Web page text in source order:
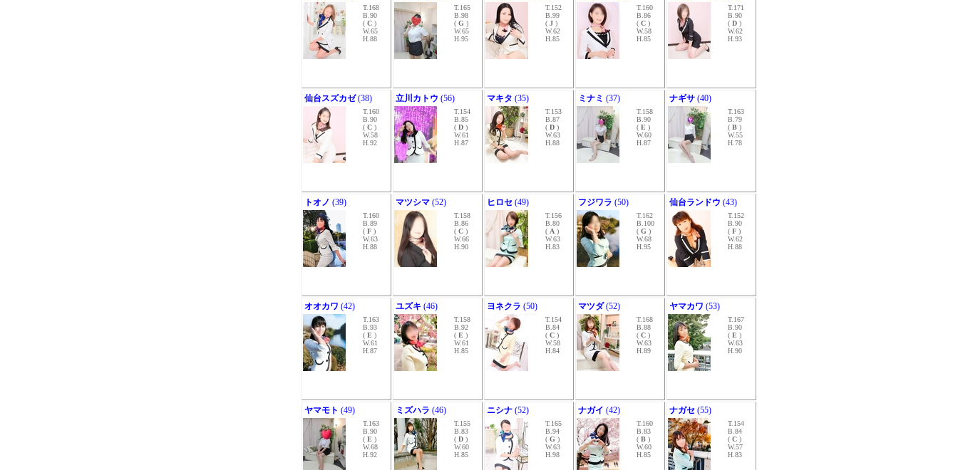
T.168
B.90
( C )
W.65
H.88
T.165
B.98
( G )
W.65
H.95
T.152
B.99
( J )
W.62
H.85
T.160
B.86
( C )
W.58
H.85
T.171
B.90
( D )
W.62
H.93
仙台スズカゼ(38)
T.160
B.90
( C )
W.58
H.92
立川カトウ (56)
T.154
B.85
( D )
W.61
H.87
マキタ (35)
T.153
B.87
( D )
W.63
H.88
ミナミ (37)
T.158
B.90
( E )
W.60
H.87
ナギサ (40)
T.163
B.79
( B )
W.55
H.78
トオノ (39)
T.160
B.89
( F )
W.63
H.88
マツシマ (52)
T.158
B.86
( C )
W.66
H.90
ヒロセ (49)
T.156
B.80
( A )
W.63
H.83
フジワラ (50)
T.162
B.100
( G )
W.68
H.95
仙台ランドウ (43)
T.152
B.90
( F )
W.62
H.88
オオカワ (42)
T.163
B.93
( E )
W.61
H.87
ユズキ (46)
T.158
B.92
( E )
W.61
H.85
ヨネクラ (50)
T.154
B.84
( C )
W.58
H.84
マツダ(52)
T.168
B.88
( C )
W.63
H.89
ヤマカワ (53)
T.167
B.90
( E )
W.63
H.90
ヤマモト (49)
T.163
B.90
( E )
W.68
H.92
ミズハラ (46)
T.155
B.83
( D )
W.60
H.85
ニシナ (52)
T.165
B.94
( G )
W.63
H.98
ナガイ (42)
T.160
B.83
( B )
W.60
H.85
ナガセ (55)
T.154
B.84
( C )
W.57
H.83